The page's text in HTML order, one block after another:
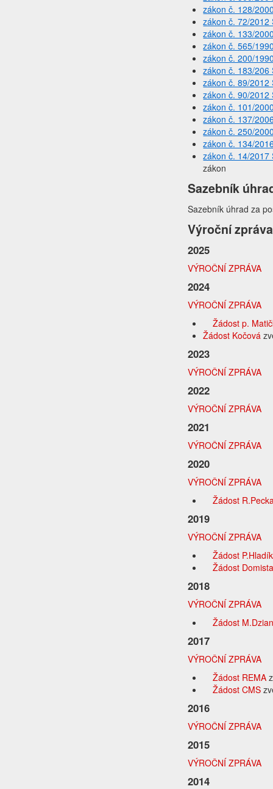
zákon č. 128/
zákon č. 72/2012
zákon č. 133/
zákon č. 565/
zákon č. 200/
zákon č. 183/206
zákon č. 89/2012
zákon č. 90/2012
zákon č. 101/
zákon č. 137/
zákon č. 250/
zákon č. 134/
zákon č. 14/2017
zákon
Sazebník
Sazebník úhrad za
Výroční
2025
VÝROČNÍ ZPRÁVA
2024
VÝROČNÍ ZPRÁVA
Žádost p.
Žádost Kočová
2023
VÝROČNÍ ZPRÁVA
2022
VÝROČNÍ ZPRÁVA
2021
VÝROČNÍ ZPRÁVA
2020
VÝROČNÍ ZPRÁVA
Žádost
2019
VÝROČNÍ ZPRÁVA
Žádost
Žádost
2018
VÝROČNÍ ZPRÁVA
Žádost
2017
VÝROČNÍ ZPRÁVA
Žádost REMA
Žádost CMS
2016
VÝROČNÍ ZPRÁVA
2015
VÝROČNÍ ZPRÁVA
2014